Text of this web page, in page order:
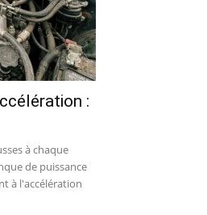
:
à chaque
de puissance
à l'accélération